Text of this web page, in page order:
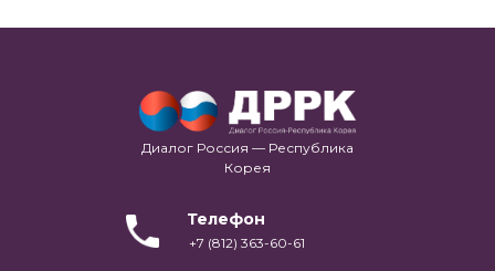
Диалог Россия — Республика
Корея
Телефон
+7 (812) 363-60-61